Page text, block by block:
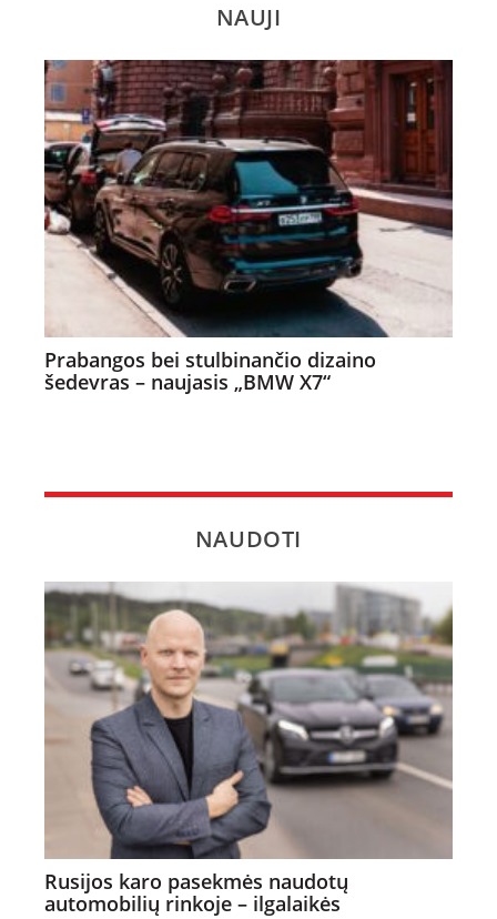
NAUJI
Prabangos bei stulbinančio dizaino
šedevras – naujasis „BMW X7“
NAUDOTI
Rusijos karo pasekmės naudotų
automobilių rinkoje – ilgalaikės